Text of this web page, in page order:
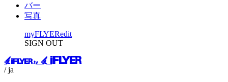
バー
写真
myFLYERedit
SIGN OUT
/ ja